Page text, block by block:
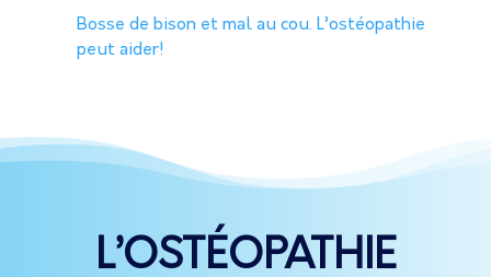
Bosse de bison et mal au cou. L’ostéopathie
peut aider!
L’OSTÉOPATHIE